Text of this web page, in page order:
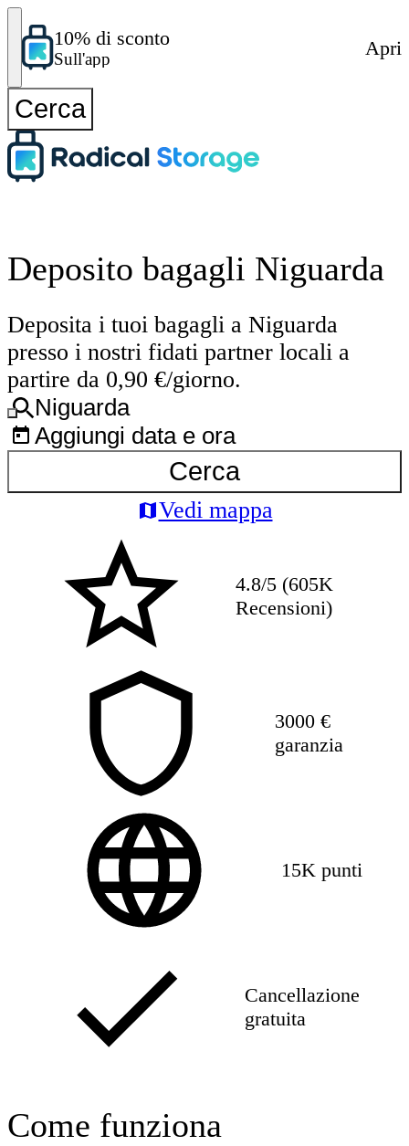
10% di sconto
Sull'app
Apri
Cerca
Deposito bagagli Niguarda
Deposita i tuoi bagagli a Niguarda
presso i nostri fidati partner locali a
partire da 0,90 €/giorno.
Niguarda
Aggiungi data e ora
Cerca
Vedi mappa
4.8/5 (605K
Recensioni)
3000 €
garanzia
15K punti
Cancellazione
gratuita
Come funziona